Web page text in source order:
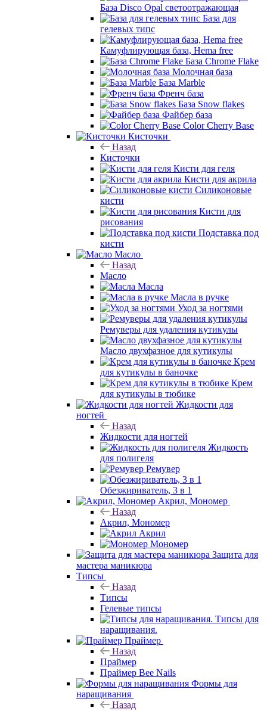
База Disco Opal светоотражающая
База для
гелевых типс
Камуфлирующая база, Hema free
База Chrome Flake
Молочная база
База Marble
Френч база
База Snow flakes
Файбер база
Color Cherry Base
Кисточки
Назад
Кисточки
Кисти для геля
Кисти для акрила
Силиконовые
кисти
Кисти для
рисования
Подставка под
кисти
Масло
Назад
Масло
Масла
Масла в ручке
Уход за ногтями
Ремуверы для удаления кутикулы
Масло двухфазное для кутикулы
Крем
для кутикулы в баночке
Крем
для кутикулы в тюбике
Жидкости для
ногтей
Назад
Жидкости для ногтей
Жидкость
для полигеля
Ремувер
Обезжириватель, 3 в 1
Акрил, Мономер
Назад
Акрил, Мономер
Акрил
Мономер
Защита для
мастера маникюра
Типсы
Назад
Типсы
Гелевые типсы
Типсы для
наращивания.
Праймер
Назад
Праймер
Праймер Bee Nails
Формы для
наращивания
Назад